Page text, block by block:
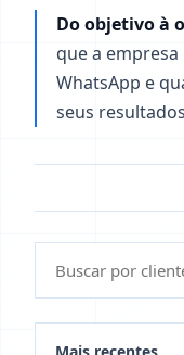
Do objetivo à
que a
WhatsApp e
seus